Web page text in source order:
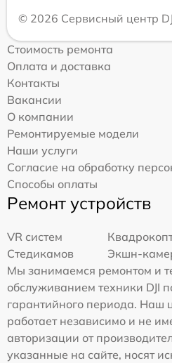
© 2026 Сервисный центр
Стоимость ремонта
Оплата и доставка
Контакты
Вакансии
О компании
Ремонтируемые модели
Наши услуги
Согласие на обработку
Способы оплаты
Ремонт устройств
VR систем
Стедикамов
Экшн-
Мы занимаемся ремонтом и
обслуживанием техники DJI
гарантийного периода. Наш
работает независимо и не
авторизации от
указанные на сайте, носят